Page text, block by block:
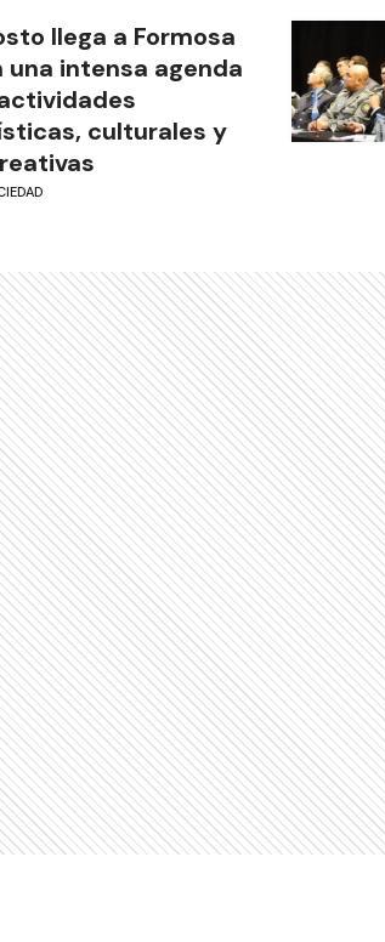
llega a Formosa
una intensa agenda
culturales y